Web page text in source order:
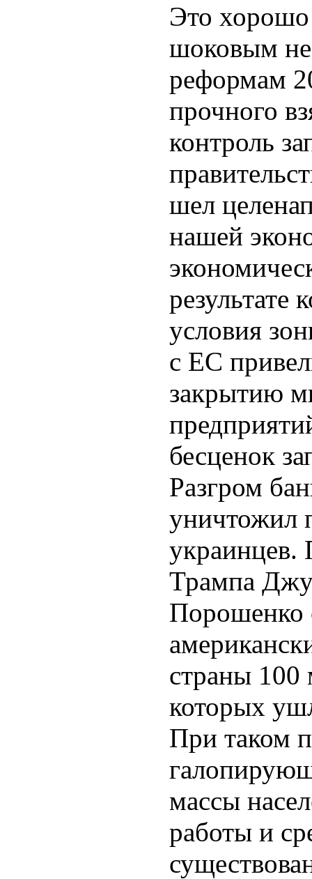
Это хорошо
шоковым
реформам
прочного
контроль
шел
нашей
результате
условия
с ЕС
закрытию
бесценок
Разгром
уничтожил
украинцев.
Трампа
страны 100
которых
При таком
массы
работы и